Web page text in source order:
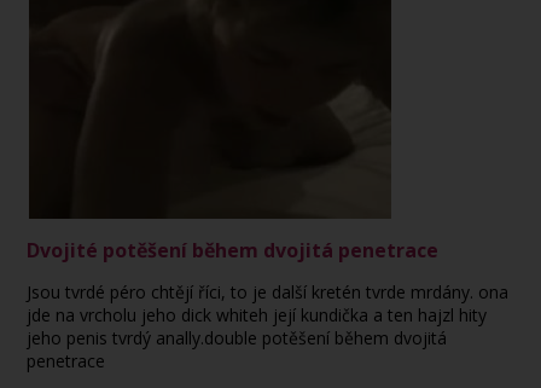
Dvojité potěšení během dvojitá penetrace
Jsou tvrdé péro chtějí říci, to je další kretén tvrde mrdány. ona
jde na vrcholu jeho dick whiteh její kundička a ten hajzl hity
jeho penis tvrdý anally.double potěšení během dvojitá
penetrace